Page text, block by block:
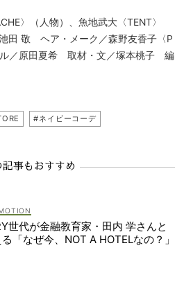
〉（人物）、魚地武大〈TENT〉
田 敬 ヘア・メーク／森野友香子〈P
／原田夏希 取材・文／塚本桃子 編
#ネイビーコーデ
記事もおすすめ
世代が金融教育家・田内 学さんと
「なぜ今、NOT A HOTELなの？」